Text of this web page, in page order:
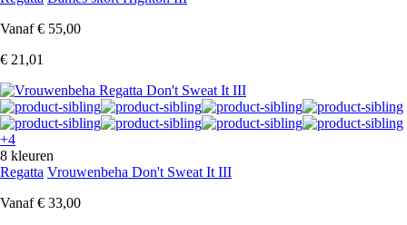
Vanaf € 55,00
€ 21,01
+4
8 kleuren
Regatta Vrouwenbeha Don't Sweat It III
Vanaf € 33,00